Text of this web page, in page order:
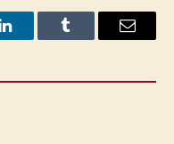
LinkedInTumblr Email